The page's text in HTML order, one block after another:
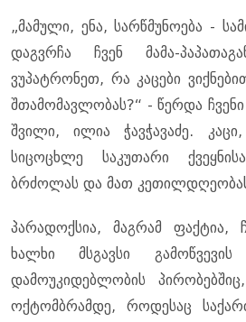
„მამული, ენა, სარწმუნოება -
დაგვრჩა ჩვენ მამა-
ვუპატრონეთ, რა კაცები
შთამომავლობას?“ - წერდა ჩვენი
შვილი, ილია ჭავჭავაძე.
სიცოცხლე საკუთარი
ბრძოლას და მათ კეთილდღეობას
პარადოქსია, მაგრამ ფაქტია,
ხალხი მსგავსი
დამოუკიდებლობის
ოქტომბრამდე, როდესაც